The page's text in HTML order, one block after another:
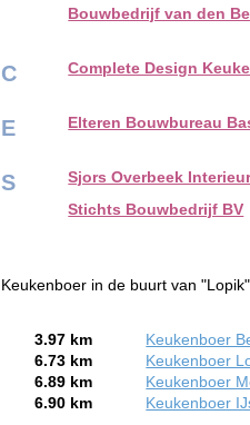
Bouwbedrijf van den
C Complete Design
E Elteren Bouwbureau
S
Sjors Overbeek
Stichts Bouwbedrijf BV
Keukenboer in de buurt van "Lopik"
3.97 km
Keukenboer
6.73 km
Keukenboer
6.89 km
Keukenboer
6.90 km
Keukenboer